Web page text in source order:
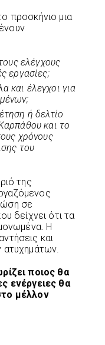
προσκήνιο μια
ελέγχους
εργασίες;
και έλεγχοι για
ή δελτίο
και το
χρόνους
του
της
σε
δείχνει ότι τα
Η
και
ατυχημάτων.
ποιος θα
ενέργειες θα
μέλλον